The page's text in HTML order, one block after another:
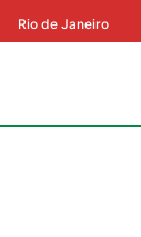
Rio de Janeiro